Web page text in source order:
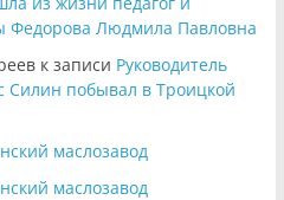
Федорова Людмила Павловна
к записи Руководитель
Силин побывал в Троицкой
маслозавод
маслозавод